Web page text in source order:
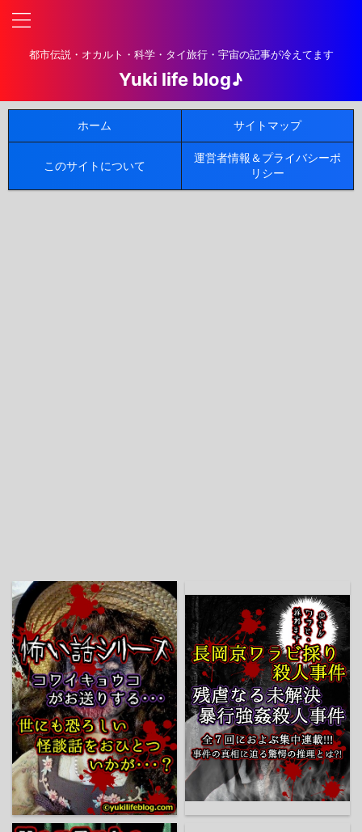
都市伝説・オカルト・科学・タイ旅行・宇宙の記事が冷えてます
Yuki life blog♪
ホーム サイトマップ
このサイトについて
運営者情報＆プライバシーポ
リシー